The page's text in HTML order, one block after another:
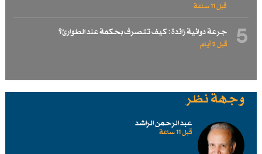
قبل 11 ساعة
5 جرعة دوائية زائدة : كيف تتصرف بحكمة عند الطوارئ؟
قبل 2 أيام
وجهة نظر
عبد الرحمن الراشد
قبل 11 ساعة